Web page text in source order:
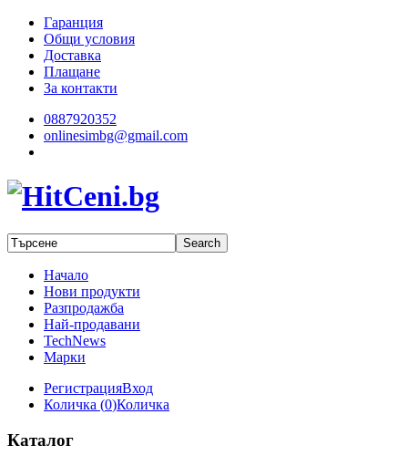
Гаранция
Общи условия
Доставка
Плащане
За контакти
0887920352
onlinesimbg@gmail.com
Начало
Нови продукти
Разпродажба
Най-продавани
TechNews
Марки
РегистрацияВход
Количка (0)Количка
Каталог